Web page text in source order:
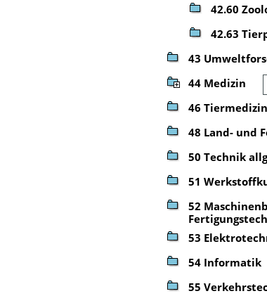
42.60
42.63
43
44 Medizin
46 Tiermedizin
48 Land- und
50 Technik
51
52
53
54 Informatik
55